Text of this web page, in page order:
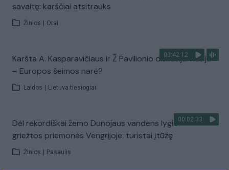
savaitę: karščiai atsitrauks
Žinios Orai
00:42:12
Karšta A. Kasparavičiaus ir Ž Pavilionio diskusija: Rusija
– Europos šeimos narė?
Laidos Lietuva tiesiogiai
00:02:33
Dėl rekordiškai žemo Dunojaus vandens lygio –
griežtos priemonės Vengrijoje: turistai įtūžę
Žinios Pasaulis